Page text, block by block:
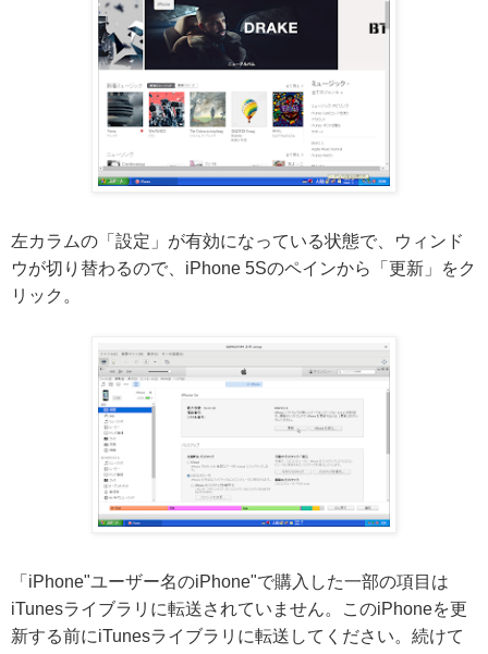
左カラムの「設定」が有効になっている状態で、ウィンド
ウが切り替わるので、iPhone 5Sのペインから「更新」をク
リック。
「iPhone"ユーザー名のiPhone"で購入した一部の項目は
iTunesライブラリに転送されていません。このiPhoneを更
新する前にiTunesライブラリに転送してください。続けて